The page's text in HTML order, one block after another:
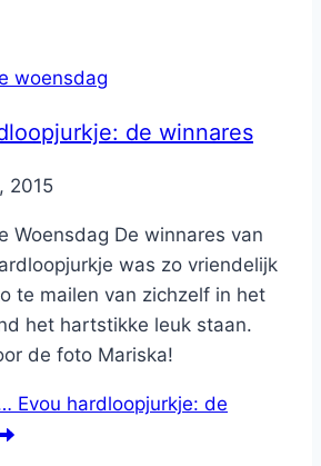
woensdag
de winnares
2015
Woensdag De winnares van
was zo vriendelijk
te mailen van zichzelf in het
het hartstikke leuk staan.
de foto Mariska!
Evou hardloopjurkje: de